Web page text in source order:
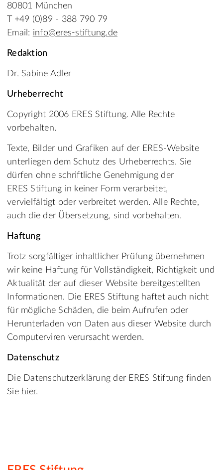
80801 München
T +49 (0)89 - 388 790 79
Email: info@eres-stiftung.de
Redaktion
Dr. Sabine Adler
Urheberrecht
Copyright 2006 ERES Stiftung. Alle Rechte
vorbehalten.
Texte, Bilder und Grafiken auf der ERES-Website
unterliegen dem Schutz des Urheberrechts. Sie
dürfen ohne schriftliche Genehmigung der
ERES Stiftung in keiner Form verarbeitet,
vervielfältigt oder verbreitet werden. Alle Rechte,
auch die der Übersetzung, sind vorbehalten.
Haftung
Trotz sorgfältiger inhaltlicher Prüfung übernehmen
wir keine Haftung für Vollständigkeit, Richtigkeit und
Aktualität der auf dieser Website bereitgestellten
Informationen. Die ERES Stiftung haftet auch nicht
für mögliche Schäden, die beim Aufrufen oder
Herunterladen von Daten aus dieser Website durch
Computerviren verursacht werden.
Datenschutz
Die Datenschutzerklärung der ERES Stiftung finden
Sie hier.